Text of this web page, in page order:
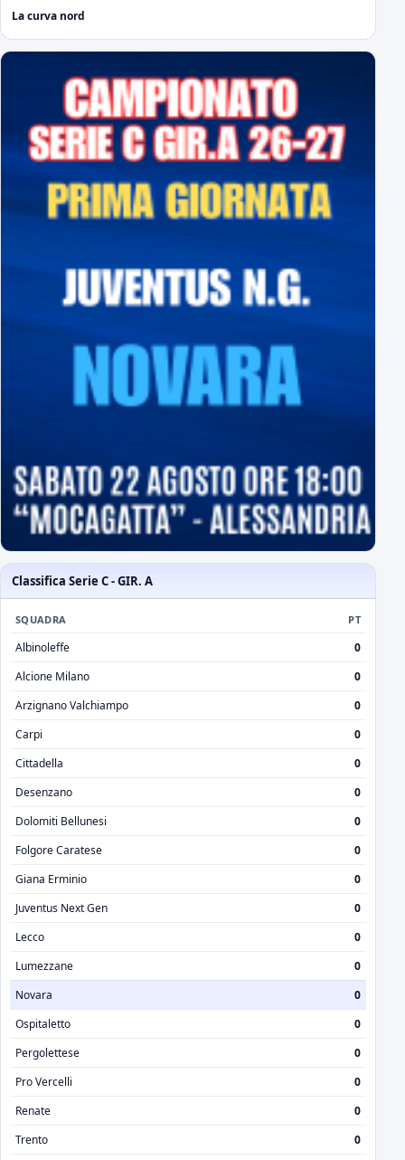
La curva nord
Classifica Serie C - GIR. A
SQUADRA PT
Albinoleffe
0
Alcione Milano
0
Arzignano Valchiampo
0
Carpi
0
Cittadella
0
Desenzano
0
Dolomiti Bellunesi
0
Folgore Caratese
0
Giana Erminio
0
Juventus Next Gen
0
Lecco
0
Lumezzane
0
Novara
0
Ospitaletto
0
Pergolettese
0
Pro Vercelli
0
Renate
0
Trento
0